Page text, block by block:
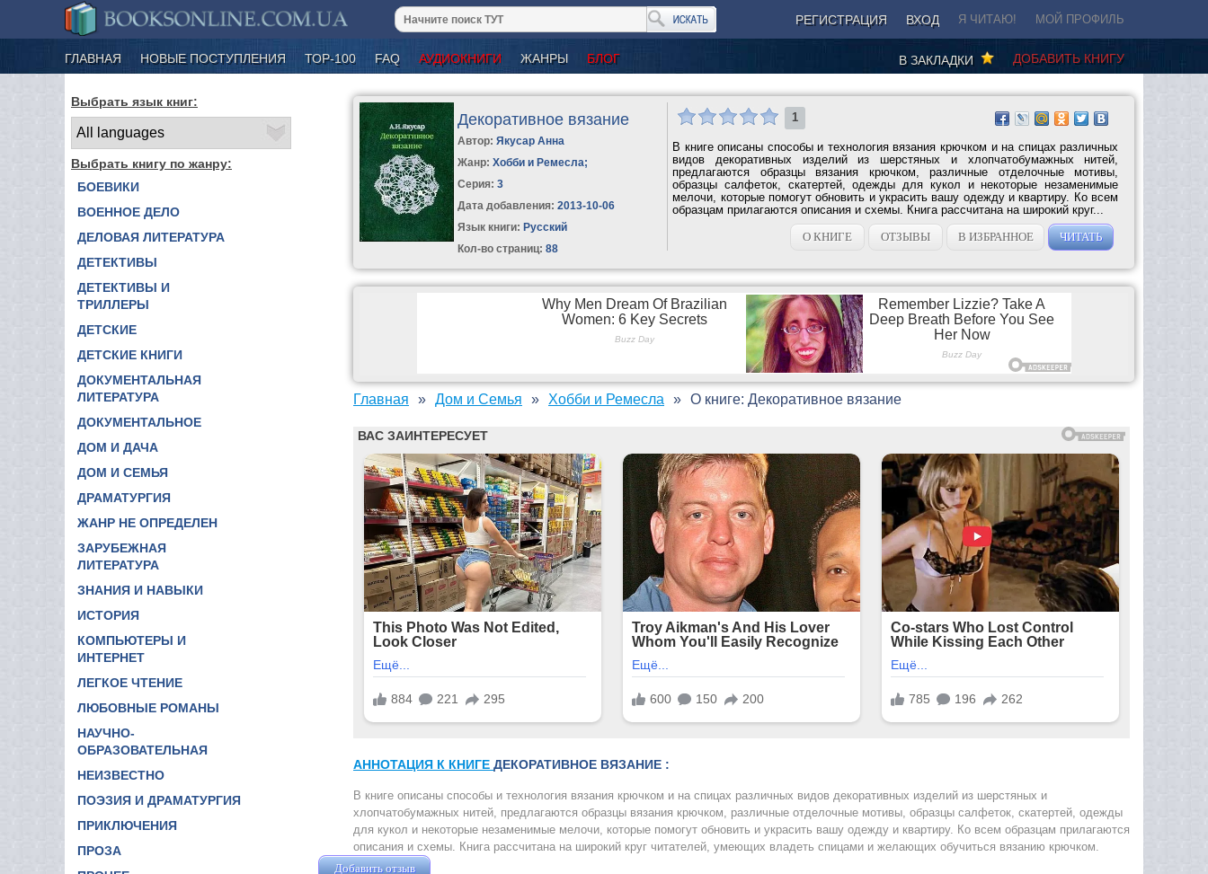
РЕГИСТРАЦИЯ ВХОД Я ЧИТАЮ! МОЙ ПРОФИЛЬ
ГЛАВНАЯ НОВЫЕ ПОСТУПЛЕНИЯ ТОР-100 FAQ АУДИОКНИГИ ЖАНРЫ БЛОГ ДОБАВИТЬ КНИГУ
В ЗАКЛАДКИ
Выбрать язык книг:
Выбрать книгу по жанру:
БОЕВИКИ
ВОЕННОЕ ДЕЛО
ДЕЛОВАЯ ЛИТЕРАТУРА
ДЕТЕКТИВЫ
ДЕТЕКТИВЫ И
ТРИЛЛЕРЫ
ДЕТСКИЕ
ДЕТСКИЕ КНИГИ
ДОКУМЕНТАЛЬНАЯ
ЛИТЕРАТУРА
ДОКУМЕНТАЛЬНОЕ
ДОМ И ДАЧА
ДОМ И СЕМЬЯ
ДРАМАТУРГИЯ
ЖАНР НЕ ОПРЕДЕЛЕН
ЗАРУБЕЖНАЯ
ЛИТЕРАТУРА
ЗНАНИЯ И НАВЫКИ
ИСТОРИЯ
КОМПЬЮТЕРЫ И
ИНТЕРНЕТ
ЛЕГКОЕ ЧТЕНИЕ
ЛЮБОВНЫЕ РОМАНЫ
НАУЧНО-
ОБРАЗОВАТЕЛЬНАЯ
НЕИЗВЕСТНО
ПОЭЗИЯ И ДРАМАТУРГИЯ
ПРИКЛЮЧЕНИЯ
ПРОЗА
Декоративное вязание
Автор:Якусар Анна
Жанр: Хобби и Ремесла;
Серия:3
Дата добавления: 2013-10-06
Язык книги: Русский
Кол-во страниц: 88
1
В книге описаны способы и технология вязания крючком и на спицах различных
видов декоративных изделий из шерстяных и хлопчатобумажных нитей,
предлагаются образцы вязания крючком, различные отделочные мотивы,
образцы салфеток, скатертей, одежды для кукол и некоторые незаменимые
мелочи, которые помогут обновить и украсить вашу одежду и квартиру. Ко всем
образцам прилагаются описания и схемы. Книга рассчитана на широкий круг...
О КНИГЕ
ОТЗЫВЫ В ИЗБРАННОЕ ЧИТАТЬ
Главная Дом и Семья Хобби и Ремесла О книге: Декоративное вязание
АННОТАЦИЯ К КНИГЕ ДЕКОРАТИВНОЕ ВЯЗАНИЕ :
В книге описаны способы и технология вязания крючком и на спицах различных видов декоративных изделий из шерстяных и
хлопчатобумажных нитей, предлагаются образцы вязания крючком, различные отделочные мотивы, образцы салфеток, скатертей, одежды
для кукол и некоторые незаменимые мелочи, которые помогут обновить и украсить вашу одежду и квартиру. Ко всем образцам прилагаются
описания и схемы. Книга рассчитана на широкий круг читателей, умеющих владеть спицами и желающих обучиться вязанию крючком.
Добавить отзыв